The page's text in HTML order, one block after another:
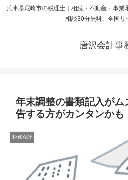
兵庫県尼崎市の税理士｜相続・不動産・事業
相談30分無料、全国リ
唐沢会計事
年末調整の書類記入がム
告する方がカンタンかも
税務会計